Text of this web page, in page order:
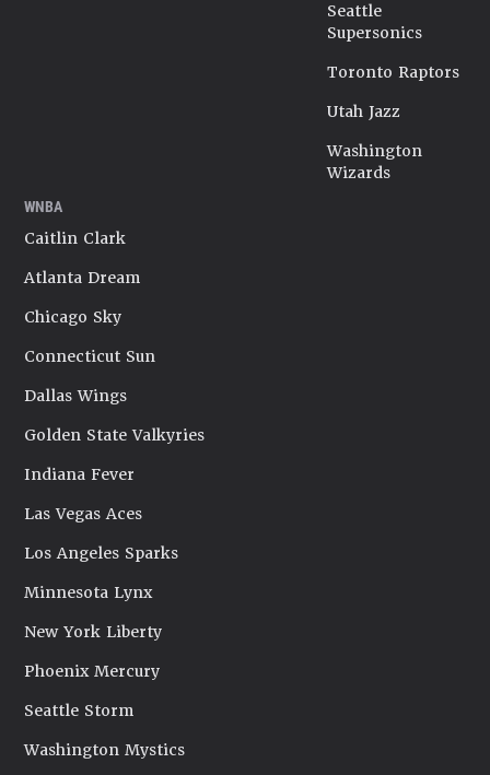
Seattle
Supersonics
Toronto Raptors
Utah Jazz
Washington
Wizards
WNBA
Caitlin Clark
Atlanta Dream
Chicago Sky
Connecticut Sun
Dallas Wings
Golden State Valkyries
Indiana Fever
Las Vegas Aces
Los Angeles Sparks
Minnesota Lynx
New York Liberty
Phoenix Mercury
Seattle Storm
Washington Mystics